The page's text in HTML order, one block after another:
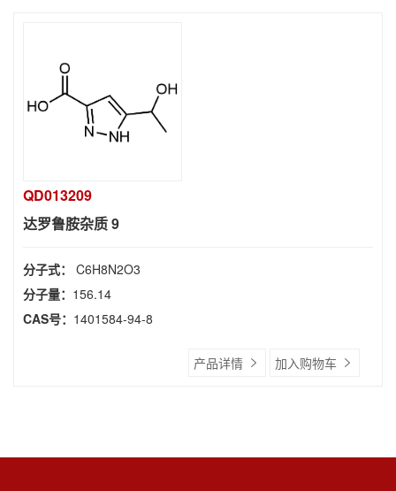
QD013209
达罗鲁胺杂质 9
分子式： C6H8N2O3
分子量： 156.14
CAS号： 1401584-94-8
产品详情 加入购物车